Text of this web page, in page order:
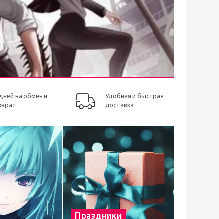
на обмен и
Удобная и быстрая
доставка
Праздники